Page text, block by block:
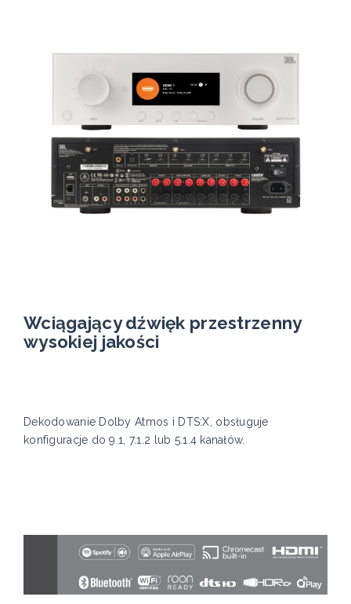
Wciągający dźwięk przestrzenny
wysokiej jakości
Dekodowanie Dolby Atmos i DTS:X, obsługuje
konfiguracje do 9.1, 7.1.2 lub 5.1.4 kanałów.